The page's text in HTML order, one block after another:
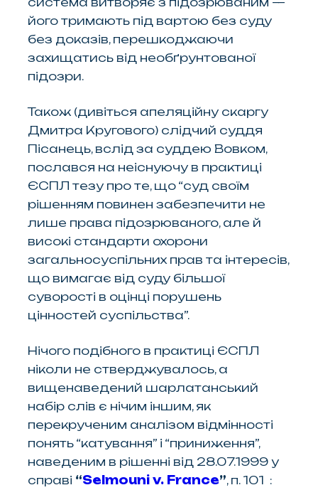
його тримають під вартою без суду
без доказів, перешкоджаючи
захищатись від необґрунтованої
підозри.
Також (дивіться апеляційну скаргу
Дмитра Кругового) слідчий суддя
Пісанець, вслід за суддею Вовком,
послався на неіснуючу в практиці
ЄСПЛ тезу про те, що “суд своїм
рішенням повинен забезпечити не
лише права підозрюваного, але й
високі стандарти охорони
загальносуспільних прав та інтересів,
що вимагає від суду більшої
суворості в оцінці порушень
цінностей суспільства”.
Нічого подібного в практиці ЄСПЛ
ніколи не стверджувалось, а
вищенаведений шарлатанський
набір слів є нічим іншим, як
перекрученим аналізом відмінності
понять “катування” і “приниження”,
наведеним в рішенні від 28.07.1999 у
справі “Selmouni v. France”, п. 101 :